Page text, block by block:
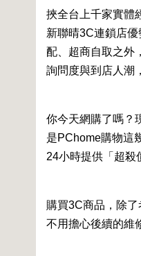
挾全台上千家實體
新聯晴3C連鎖店
配、超商自取之外
詢問度與到店人潮
你今天網購了嗎？
是PChome購物這
24小時提供「超殺
購買3C商品，除
不用擔心後續的維